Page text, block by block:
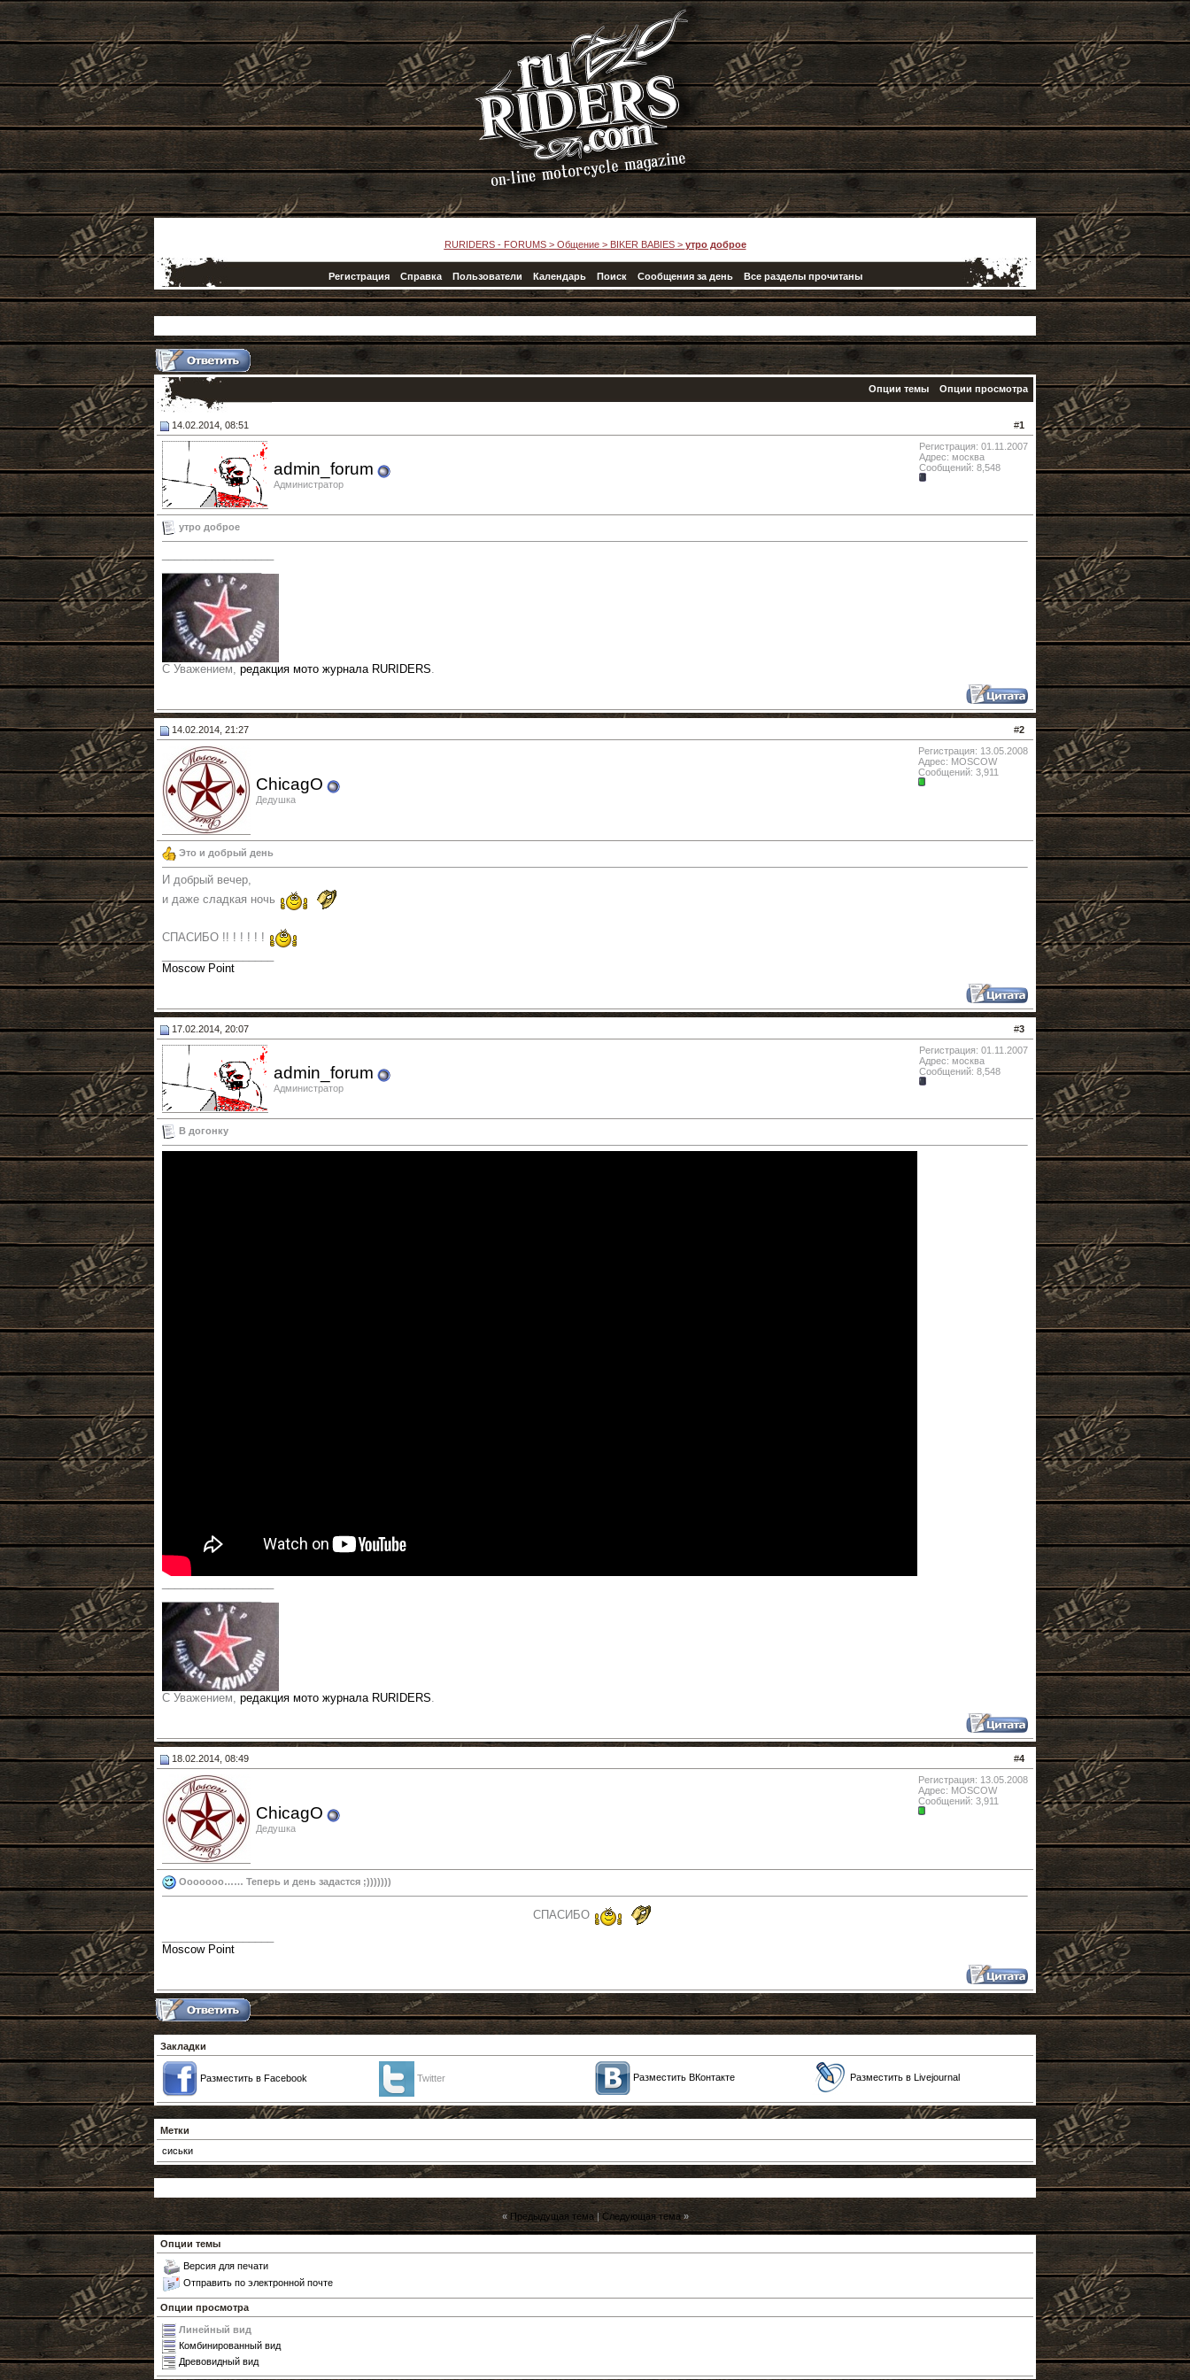
RURIDERS - FORUMS > Общение > BIKER BABIES> утро доброе
Регистрация Справка Пользователи Календарь Поиск Сообщения за день Все разделы прочитаны
Опции темы Опции просмотра
#1
14.02.2014, 08:51
admin_forum
Администратор
Регистрация: 01.11.2007
Адрес: москва
Сообщений: 8,548
утро доброе
С Уважением, редакция мото журнала RURIDERS.
#2
14.02.2014, 21:27
ChicagO
Дедушка
Регистрация: 13.05.2008
Адрес: MOSCOW
Сообщений: 3,911
Это и добрый день
И добрый вечер,
и даже сладкая ночь
СПАСИБО !! ! ! ! ! !
Moscow Point
#3
17.02.2014, 20:07
admin_forum
Администратор
Регистрация: 01.11.2007
Адрес: москва
Сообщений: 8,548
В догонку
С Уважением, редакция мото журнала RURIDERS.
#4
18.02.2014, 08:49
ChicagO
Дедушка
Регистрация: 13.05.2008
Адрес: MOSCOW
Сообщений: 3,911
Ооооооо…… Теперь и день задастся ;)))))))
СПАСИБО
Moscow Point
Закладки
Разместить в Facebook Twitter Разместить ВКонтакте Разместить в Livejournal
Метки
сиськи
« Предыдущая тема|Следующая тема »
Опции темы
Версия для печати
Отправить по электронной почте
Опции просмотра
Линейный вид
Комбинированный вид
Древовидный вид